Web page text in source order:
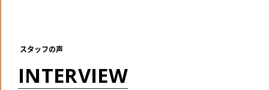
スタッフの声
INTERVIEW